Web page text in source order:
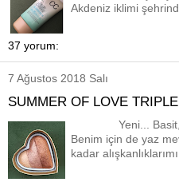
Akdeniz iklimi
37 yorum:
7 Ağustos 2018 Salı
SUMMER OF LOVE TRIPLE
Yeni... Basit,
Benim için de yaz
kadar